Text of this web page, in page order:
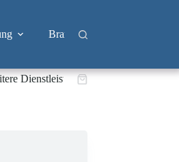
Branchen
DienstleistungenWarenkorb